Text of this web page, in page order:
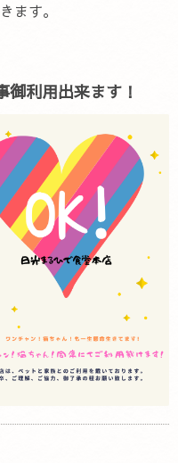
ます。
利用出来ます！